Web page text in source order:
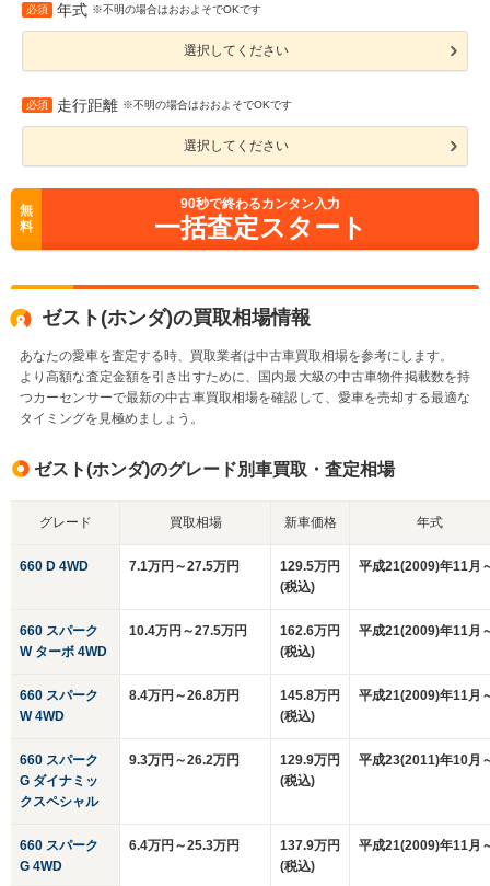
必須 年式 ※不明の場合はおおよそでOKです
選択してください
必須 走行距離 ※不明の場合はおおよそでOKです
選択してください
無
料
90秒で終わるカンタン入力
一括査定スタート
ゼスト(ホンダ)の買取相場情報
あなたの愛車を査定する時、買取業者は中古車買取相場を参考にします。
より高額な査定金額を引き出すために、国内最大級の中古車物件掲載数を持
つカーセンサーで最新の中古車買取相場を確認して、愛車を売却する最適な
タイミングを見極めましょう。
ゼスト(ホンダ)のグレード別車買取・査定相場
グレード 買取相場 新車価格 年式
660 D 4WD 7.1万円～27.5万円
129.5万円
(税込)
平成21(2009)年11月
660 スパーク
W ターボ 4WD
10.4万円～27.5万円
162.6万円
(税込)
平成21(2009)年11月
660 スパーク
W 4WD
8.4万円～26.8万円
145.8万円
(税込)
平成21(2009)年11月
660 スパーク
G ダイナミッ
クスペシャル
9.3万円～26.2万円
129.9万円
(税込)
平成23(2011)年10月
660 スパーク
G 4WD
6.4万円～25.3万円
137.9万円
(税込)
平成21(2009)年11月